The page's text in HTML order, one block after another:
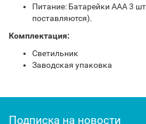
Питание: Батарейки ААA 3
поставляются).
Комплектация:
Светильник
Заводская упаковка
Подписка на новости